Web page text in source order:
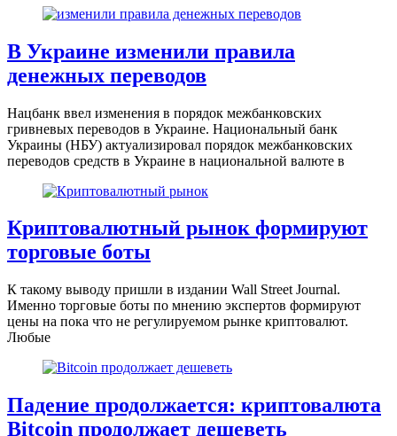
В Украине изменили правила
денежных переводов
Нацбанк ввел изменения в порядок межбанковских
гривневых переводов в Украине. Национальный банк
Украины (НБУ) актуализировал порядок межбанковских
переводов средств в Украине в национальной валюте в
Криптовалютный рынок формируют
торговые боты
К такому выводу пришли в издании Wall Street Journal.
Именно торговые боты по мнению экспертов формируют
цены на пока что не регулируемом рынке криптовалют.
Любые
Падение продолжается: криптовалюта
Вitcoin продолжает дешеветь